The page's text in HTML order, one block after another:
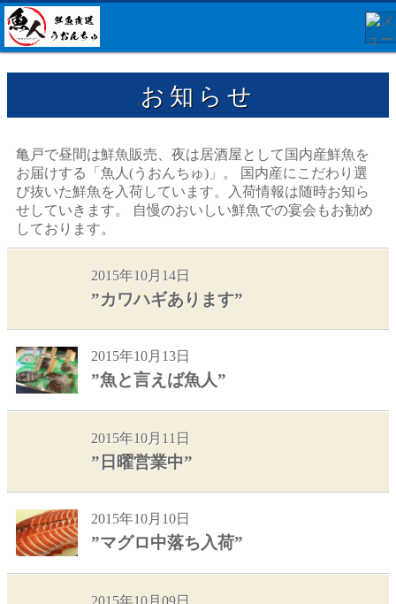
お知らせ
亀戸で昼間は鮮魚販売、夜は居酒屋として国内産鮮魚を
お届けする「魚人(うおんちゅ)」。 国内産にこだわり選
び抜いた鮮魚を入荷しています。入荷情報は随時お知ら
せしていきます。 自慢のおいしい鮮魚での宴会もお勧め
しております。
2015年10月14日
”カワハギあります”
2015年10月13日
”魚と言えば魚人”
2015年10月11日
”日曜営業中”
2015年10月10日
”マグロ中落ち入荷”